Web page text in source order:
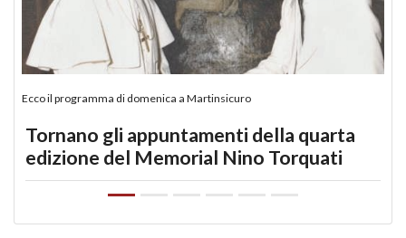
Ecco il programma di domenica a Martinsicuro
Tornano gli appuntamenti della quarta
edizione del Memorial Nino Torquati